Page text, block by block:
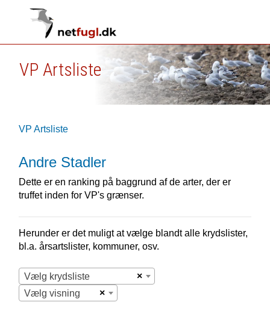
VP Artsliste
VP Artsliste
Andre Stadler
Dette er en ranking på baggrund af de arter, der er
truffet inden for VP's grænser.
Herunder er det muligt at vælge blandt alle krydslister,
bl.a. årsartslister, kommuner, osv.
×
Vælg krydsliste
×
Vælg visning